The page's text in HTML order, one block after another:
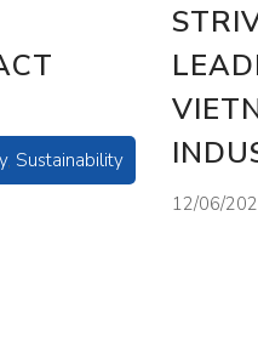
, Sustainability
12/06/